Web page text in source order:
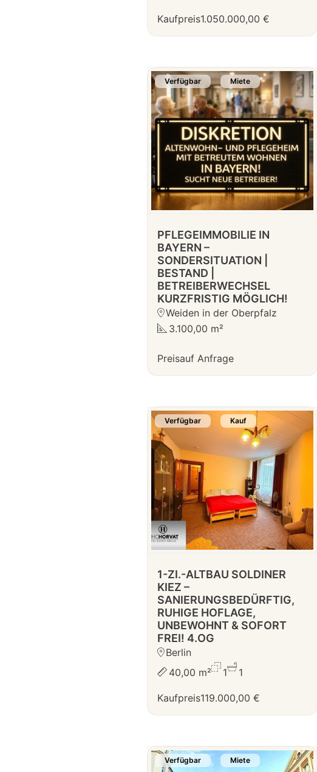
Kaufpreis1.050.000,00 €
Verfügbar Miete
PFLEGEIMMOBILIE IN
BAYERN –
SONDERSITUATION |
BESTAND |
BETREIBERWECHSEL
KURZFRISTIG MÖGLICH!
Weiden in der Oberpfalz
3.100,00 m²
Preisauf Anfrage
Verfügbar Kauf
1-ZI.-ALTBAU SOLDINER
KIEZ –
SANIERUNGSBEDÜRFTIG,
RUHIGE HOFLAGE,
UNBEWOHNT & SOFORT
FREI! 4.OG
Berlin
40,00 m²
1 1
Kaufpreis119.000,00 €
Verfügbar Miete